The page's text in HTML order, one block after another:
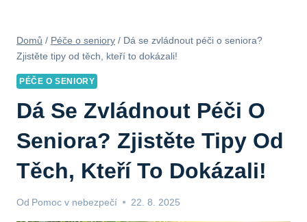
Domů / Péče o seniory / Dá se zvládnout péči o seniora?
Zjistěte tipy od těch, kteří to dokázali!
PÉČE O SENIORY
Dá Se Zvládnout Péči O
Seniora? Zjistěte Tipy Od
Těch, Kteří To Dokázali!
Od Pomoc v nebezpečí 22. 8. 2025